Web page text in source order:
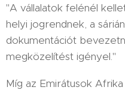
"A vállalatok felénél
helyi jogrendnek, a
dokumentációt
megközelítést igényel."
Míg az Emirátusok